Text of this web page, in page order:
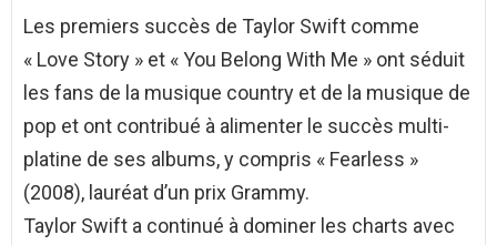
Les premiers succès de Taylor Swift comme
« Love Story » et « You Belong With Me » ont séduit
les fans de la musique country et de la musique de
pop et ont contribué à alimenter le succès multi-
platine de ses albums, y compris « Fearless »
(2008), lauréat d’un prix Grammy.
Taylor Swift a continué à dominer les charts avec